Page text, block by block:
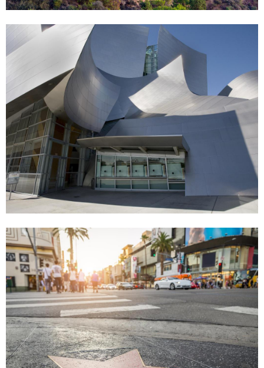
市
中
有
，
去
機
場
也
僅
分
鐘
。
住
宿
位
置
優
越
讓